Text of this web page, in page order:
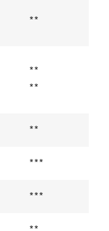
**
**
**
**
***
***